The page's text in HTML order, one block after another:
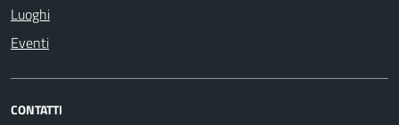
Luoghi
Eventi
CONTATTI